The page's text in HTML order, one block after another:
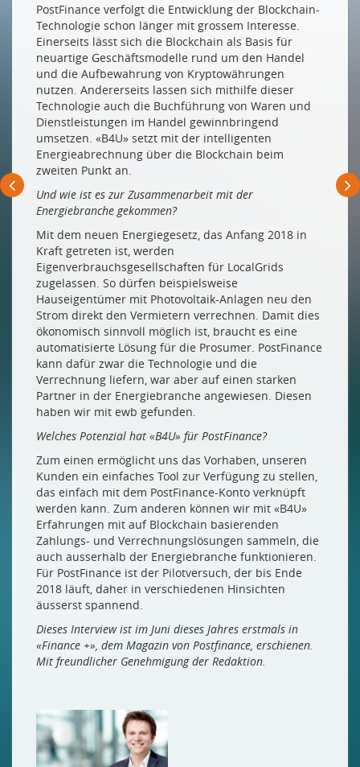
BLOCKCHAIN UND DIE SCHWEIZ
Wir brauchen mehr Mut, Neugierde und Offenheit
für neue Technologien
Blockchain-Standort stärken mit der Swiss
Blockchain Federation
Eine grosse Zukunft in der Verwaltung
Promis à un grand avenir au sein de l'administration
WAS SICH VERÄNDERT
Das disruptive Potenzial
Dem «Tiers-Garant» blüht das Ende
Wo die Blockchain auf das Gesetz trifft
Wer darauf reinfällt, ist selber schuld
SMART ENERGY PARTY
Das Universum und die 200er-Note
Drucken
Impressum
PostFinance verfolgt die Entwicklung der Blockchain-
Technologie schon länger mit grossem Interesse.
Einerseits lässt sich die Blockchain als Basis für
neuartige Geschäftsmodelle rund um den Handel
und die Aufbewahrung von Kryptowährungen
nutzen. Andererseits lassen sich mithilfe dieser
Technologie auch die Buchführung von Waren und
Dienstleistungen im Handel gewinnbringend
umsetzen. «B4U» setzt mit der intelligenten
Energieabrechnung über die Blockchain beim
zweiten Punkt an.
Und wie ist es zur Zusammenarbeit mit der
Energiebranche gekommen?
Mit dem neuen Energiegesetz, das Anfang 2018 in
Kraft getreten ist, werden
Eigenverbrauchsgesellschaften für LocalGrids
zugelassen. So dürfen beispielsweise
Hauseigentümer mit Photovoltaik-Anlagen neu den
Strom direkt den Vermietern verrechnen. Damit dies
ökonomisch sinnvoll möglich ist, braucht es eine
automatisierte Lösung für die Prosumer. PostFinance
kann dafür zwar die Technologie und die
Verrechnung liefern, war aber auf einen starken
Partner in der Energiebranche angewiesen. Diesen
haben wir mit ewb gefunden.
Welches Potenzial hat «B4U» für PostFinance?
Zum einen ermöglicht uns das Vorhaben, unseren
Kunden ein einfaches Tool zur Verfügung zu stellen,
das einfach mit dem PostFinance-Konto verknüpft
werden kann. Zum anderen können wir mit «B4U»
Erfahrungen mit auf Blockchain basierenden
Zahlungs- und Verrechnungslösungen sammeln, die
auch ausserhalb der Energiebranche funktionieren.
Für PostFinance ist der Pilotversuch, der bis Ende
2018 läuft, daher in verschiedenen Hinsichten
äusserst spannend.
Dieses Interview ist im Juni dieses Jahres erstmals in
«Finance +», dem Magazin von Postfinance, erschienen.
Mit freundlicher Genehmigung der Redaktion.